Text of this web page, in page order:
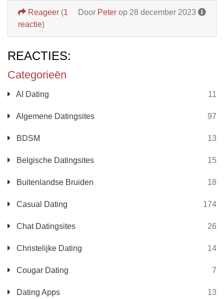
Categorieën
AI Dating 11
Algemene Datingsites 97
BDSM 13
Belgische Datingsites 15
Buitenlandse Bruiden 18
Casual Dating 174
Chat Datingsites 26
Christelijke Dating 14
Cougar Dating 7
Dating Apps 13
Door Peter op 28 december 2023
Reageer (1
reactie)
REACTIES: